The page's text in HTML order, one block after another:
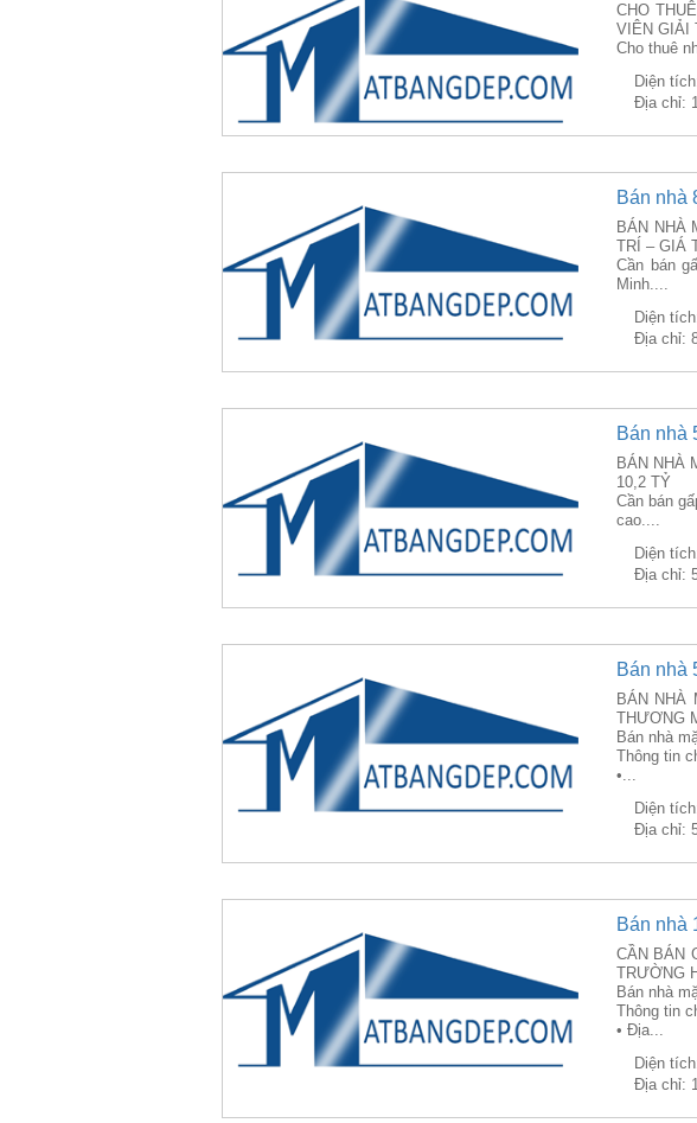
CHO
VIÊN GIẢI
Cho thuê
Diện
Địa chỉ:
Bán nhà
BÁN NHÀ
TRÍ – GIÁ
Cần bán
Minh....
Diện
Địa chỉ:
Bán nhà
BÁN NHÀ
10,2 TỶ
Cần bán
cao....
Diện
Địa chỉ:
Bán nhà
BÁN NHÀ
THƯƠNG
Bán nhà
Thông tin
•...
Diện
Địa chỉ:
Bán nhà
CẦN BÁN
TRƯỜNG
Bán nhà
Thông tin
• Địa...
Diện
Địa chỉ: